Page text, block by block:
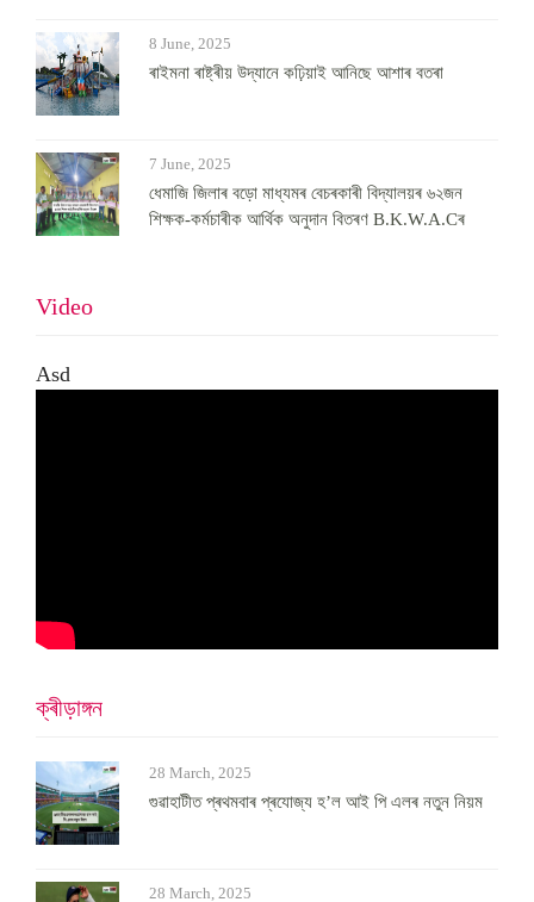
8 June, 2025
ৰাইমনা ৰাষ্ট্ৰীয় উদ্যানে কঢ়িয়াই আনিছে আশাৰ বতৰা
7 June, 2025
ধেমাজি জিলাৰ বড়ো মাধ্যমৰ বেচৰকাৰী বিদ্যালয়ৰ ৬২জন
শিক্ষক-কৰ্মচাৰীক আৰ্থিক অনুদান বিতৰণ B.K.W.A.Cৰ
Video
Asd
ক্ৰীড়াঙ্গন
28 March, 2025
গুৱাহাটীত প্ৰথমবাৰ প্ৰযোজ্য হ’ল আই পি এলৰ নতুন নিয়ম
28 March, 2025